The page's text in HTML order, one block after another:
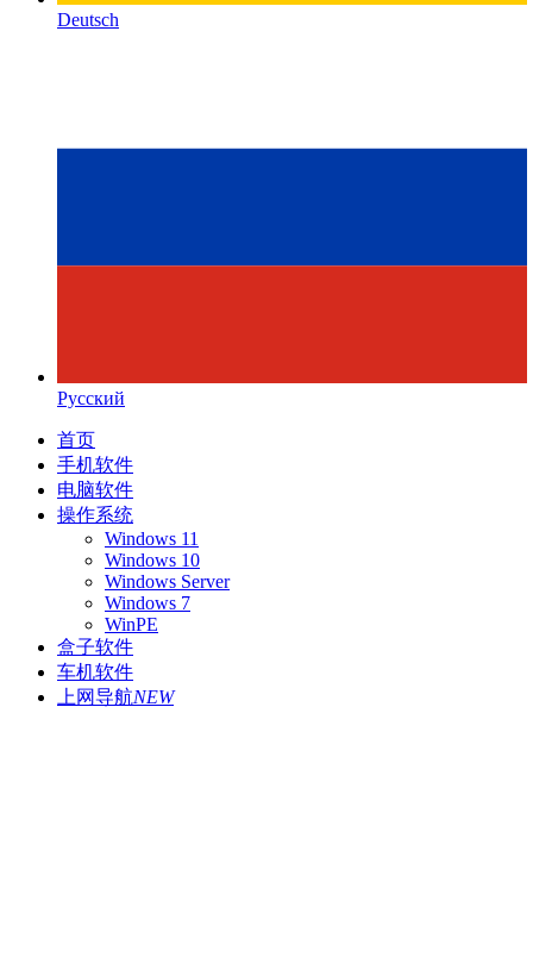
Deutsch
Русский
首页
手机软件
电脑软件
操作系统
Windows 11
Windows 10
Windows Server
Windows 7
WinPE
盒子软件
车机软件
上网导航NEW